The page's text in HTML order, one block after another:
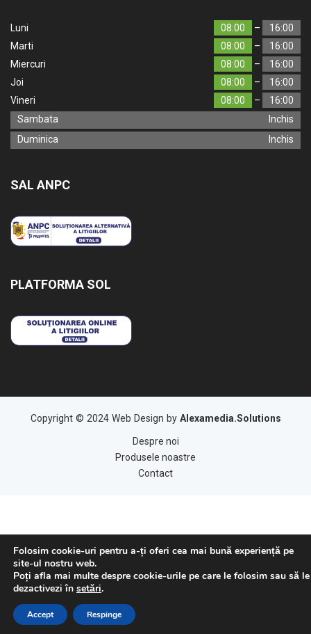
Luni 08:00 –
16:00
Marti
08:00 –
16:00
Miercuri
08:00 –
16:00
Joi
08:00 –
16:00
Vineri
08:00 –
16:00
Sambata
Inchis
Duminica
Inchis
SAL ANPC
PLATFORMA SOL
Copyright © 2024 Web Design by Alexamedia.Solutions
Despre noi
Produsele noastre
Contact
Folosim cookie-uri pentru a-ți oferi cea mai bună experiență pe
site-ul nostru web.
Poți afla mai multe despre cookie-urile pe care le folosim sau să le
dezactivezi în setări.
Accept Respinge